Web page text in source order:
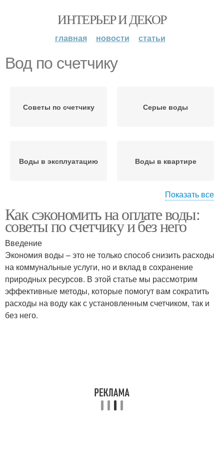
ИНТЕРЬЕР И ДЕКОР
главная новости статьи
Вод по счетчику
Советы по счетчику Серые воды
Воды в эксплуатацию Воды в квартире
Счетчики на примере Водные счетчики
Показать все
Как сэкономить на оплате воды:
советы по счетчику и без него
Введение
Экономия воды – это не только способ снизить расходы
на коммунальные услуги, но и вклад в сохранение
природных ресурсов. В этой статье мы рассмотрим
эффективные методы, которые помогут вам сократить
расходы на воду как с установленным счетчиком, так и
без него.